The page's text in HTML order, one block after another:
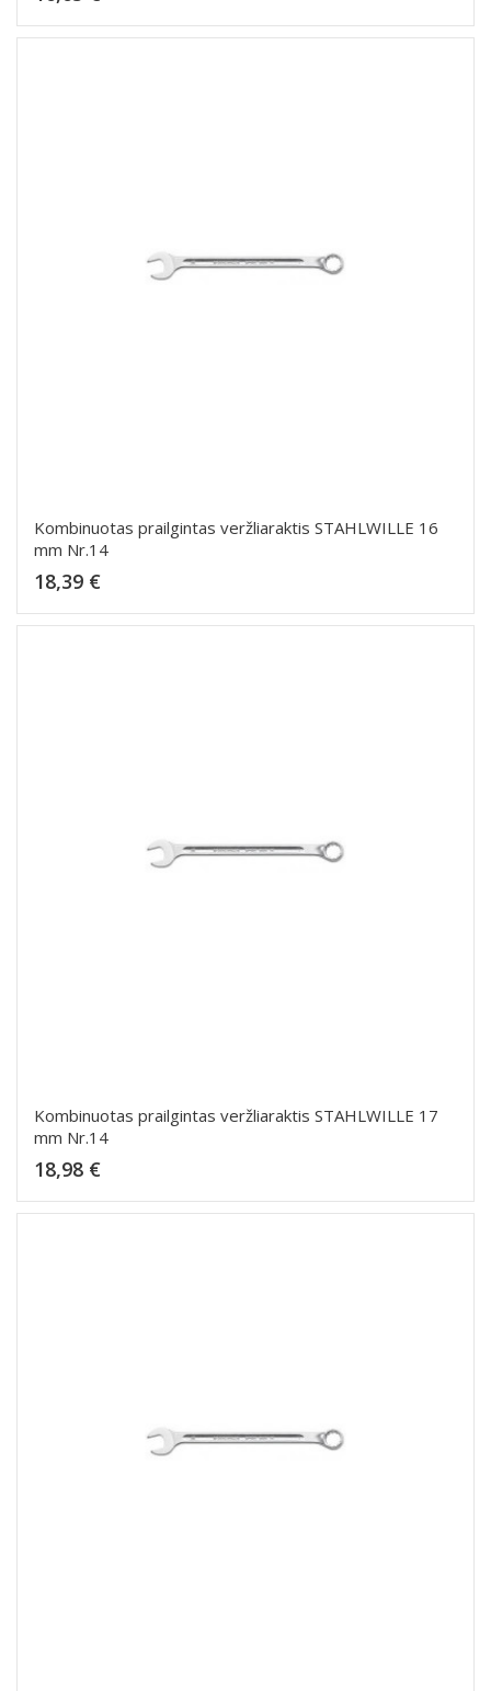
Kombinuotas prailgintas veržliaraktis STAHLWILLE 16
mm Nr.14
18,39 €
Kombinuotas prailgintas veržliaraktis STAHLWILLE 17
mm Nr.14
18,98 €